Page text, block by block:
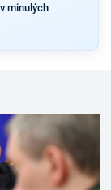
minulých